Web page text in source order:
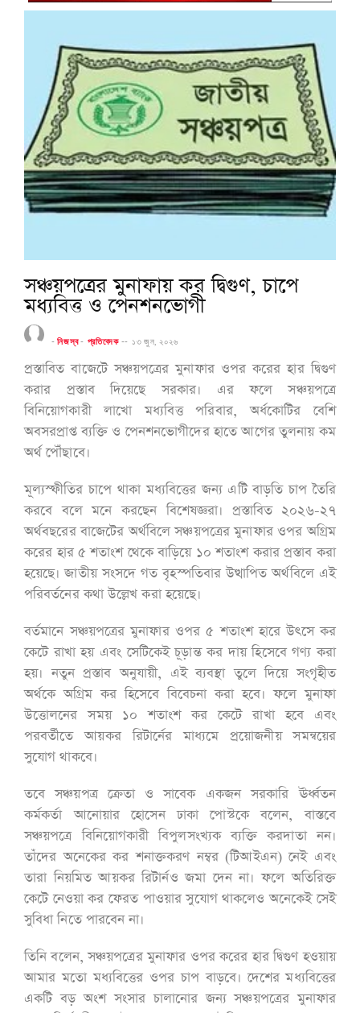
সঞ্চয়পত্রের মুনাফায় কর দ্বিগুণ, চাপে
মধ্যবিত্ত ও পেনশনভোগী
-নিজস্ব- প্রতিবেদক-- ১৩ জুন, ২০২৬
প্রস্তাবিত বাজেটে সঞ্চয়পত্রের মুনাফার ওপর করের হার দ্বিগুণ
করার প্রস্তাব দিয়েছে সরকার। এর ফলে সঞ্চয়পত্রে
বিনিয়োগকারী লাখো মধ্যবিত্ত পরিবার, অর্ধকোটির বেশি
অবসরপ্রাপ্ত ব্যক্তি ও পেনশনভোগীদের হাতে আগের তুলনায় কম
অর্থ পৌঁছাবে।
মূল্যস্ফীতির চাপে থাকা মধ্যবিত্তের জন্য এটি বাড়তি চাপ তৈরি
করবে বলে মনে করছেন বিশেষজ্ঞরা। প্রস্তাবিত ২০২৬-২৭
অর্থবছরের বাজেটের অর্থবিলে সঞ্চয়পত্রের মুনাফার ওপর অগ্রিম
করের হার ৫ শতাংশ থেকে বাড়িয়ে ১০ শতাংশ করার প্রস্তাব করা
হয়েছে। জাতীয় সংসদে গত বৃহস্পতিবার উত্থাপিত অর্থবিলে এই
পরিবর্তনের কথা উল্লেখ করা হয়েছে।
বর্তমানে সঞ্চয়পত্রের মুনাফার ওপর ৫ শতাংশ হারে উৎসে কর
কেটে রাখা হয় এবং সেটিকেই চূড়ান্ত কর দায় হিসেবে গণ্য করা
হয়। নতুন প্রস্তাব অনুযায়ী, এই ব্যবস্থা তুলে দিয়ে সংগৃহীত
অর্থকে অগ্রিম কর হিসেবে বিবেচনা করা হবে। ফলে মুনাফা
উত্তোলনের সময় ১০ শতাংশ কর কেটে রাখা হবে এবং
পরবর্তীতে আয়কর রিটার্নের মাধ্যমে প্রয়োজনীয় সমন্বয়ের
সুযোগ থাকবে।
তবে সঞ্চয়পত্র ক্রেতা ও সাবেক একজন সরকারি ঊর্ধ্বতন
কর্মকর্তা আনোয়ার হোসেন ঢাকা পোস্টকে বলেন, বাস্তবে
সঞ্চয়পত্রে বিনিয়োগকারী বিপুলসংখ্যক ব্যক্তি করদাতা নন।
তাঁদের অনেকের কর শনাক্তকরণ নম্বর (টিআইএন) নেই এবং
তারা নিয়মিত আয়কর রিটার্নও জমা দেন না। ফলে অতিরিক্ত
কেটে নেওয়া কর ফেরত পাওয়ার সুযোগ থাকলেও অনেকেই সেই
সুবিধা নিতে পারবেন না।
তিনি বলেন, সঞ্চয়পত্রের মুনাফার ওপর করের হার দ্বিগুণ হওয়ায়
আমার মতো মধ্যবিত্তের ওপর চাপ বাড়বে। দেশের মধ্যবিত্তের
একটি বড় অংশ সংসার চালানোর জন্য সঞ্চয়পত্রের মুনাফার